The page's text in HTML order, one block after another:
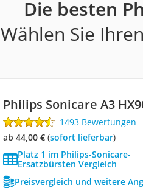
Die besten
Wählen Sie
Philips Sonicare A3
1493 Bewertungen
ab 44,00 €( Sofort lieferbar)
Platz 1 im Philips-Sonicare-
Ersatzbürsten Vergleich
Preisvergleich und weitere